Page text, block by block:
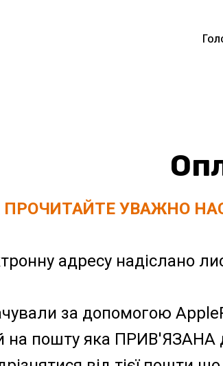
ПРОЧИТАЙТЕ УВАЖНО
адресу надіслано
за допомогою
на пошту яка ПРИВ'ЯЗАНА